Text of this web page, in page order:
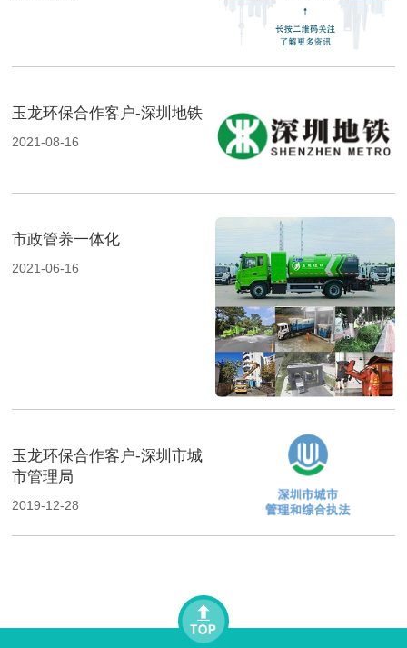
玉龙环保合作客户-深圳地铁
2021-08-16
市政管养一体化
2021-06-16
玉龙环保合作客户-深圳市城
市管理局
2019-12-28